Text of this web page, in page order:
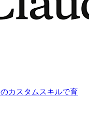
カスタムスキルで育